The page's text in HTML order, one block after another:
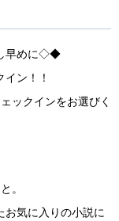
早めに◇◆
ン！！
ックインをお選びく
。
お気に入りの小説に